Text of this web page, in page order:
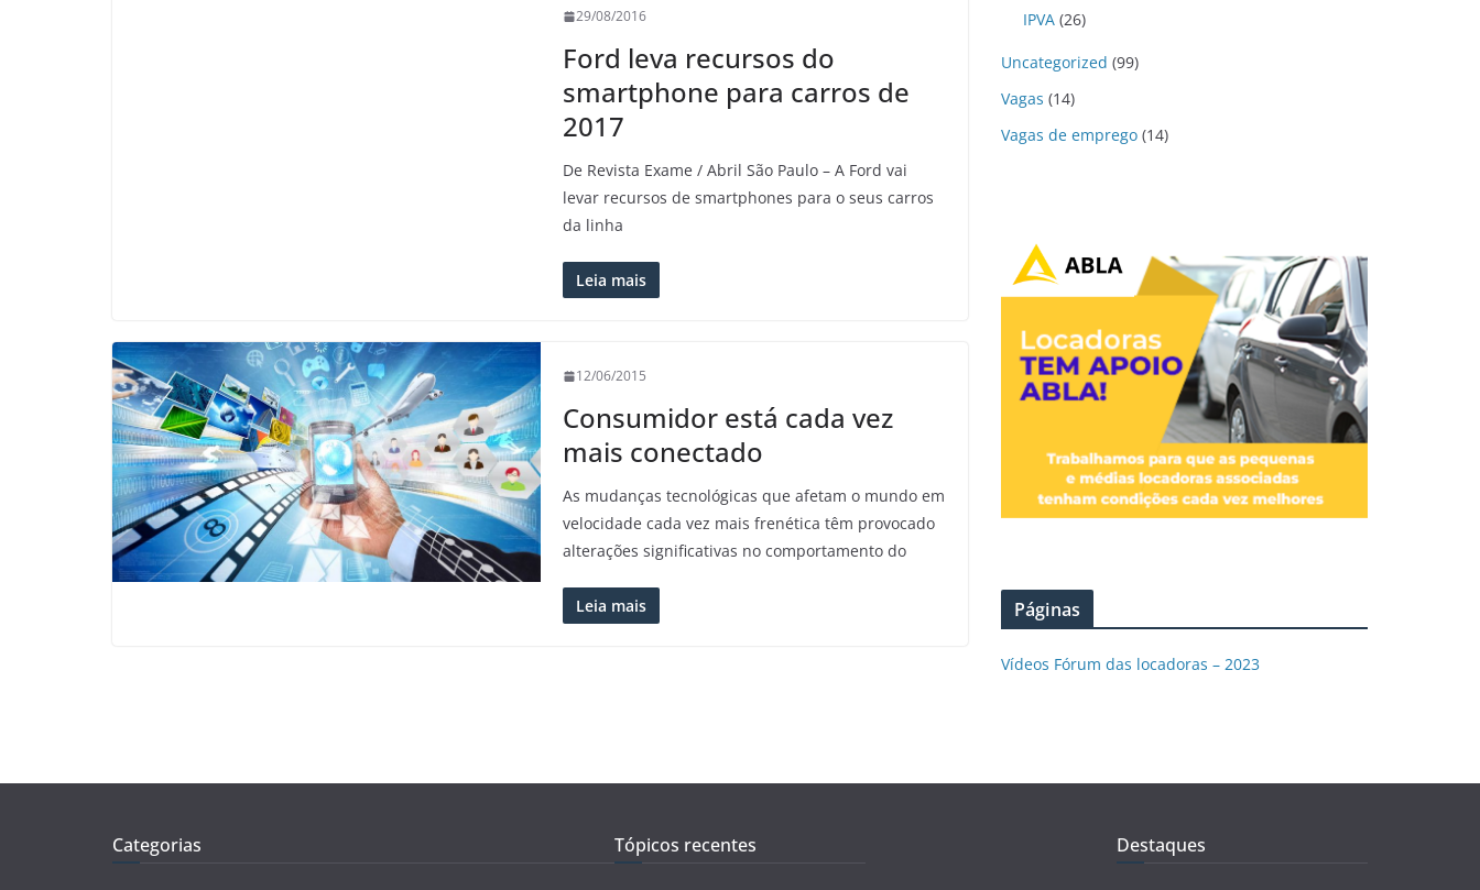
29/08/2016
Ford leva recursos do
smartphone para carros de
2017
De Revista Exame / Abril São Paulo – A Ford vai
levar recursos de smartphones para o seus carros
da linha
Leia mais
12/06/2015
Consumidor está cada vez
mais conectado
As mudanças tecnológicas que afetam o mundo em
velocidade cada vez mais frenética têm provocado
alterações significativas no comportamento do
Leia mais
IPVA (26)
Uncategorized (99)
Vagas (14)
Vagas de emprego (14)
Páginas
Vídeos Fórum das locadoras – 2023
Categorias Tópicos recentes Destaques